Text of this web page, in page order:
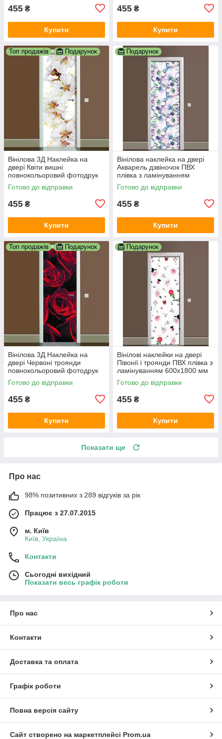
455 ₴
Купити
455 ₴
Купити
Топ продажів Подарунок
Вінілова 3Д Наклейка на
двері Квіти вишні
повнокольоровий фотодрук
плівка для дверей декор
600х1800 мм
Готово до відправки
455 ₴
Купити
Подарунок
Вінілова наклейка на двері
Акварель дзвіночок ПВХ
плівка з ламінуванням
600х1800 мм Квіти Блакитний
Готово до відправки
455 ₴
Купити
Топ продажів Подарунок
Вінілова 3Д Наклейка на
двері Червоні троянди
повнокольоровий фотодрук
плівка для дверей декор
600х1800 мм
Готово до відправки
455 ₴
Купити
Подарунок
Вінілові наклейки на двері
Півонії і троянди ПВХ плівка з
ламінуванням 600х1800 мм
квіти Білий
Готово до відправки
455 ₴
Купити
Показати ще
Про нас
98% позитивних з 289 відгуків за рік
Працює з 27.07.2015
м. Київ
Київ, Україна
Контакти
Сьогодні вихідний
Показати весь графік роботи
Про нас
Контакти
Доставка та оплата
Графік роботи
Повна версія сайту
Сайт створено на маркетплейсі Prom.ua